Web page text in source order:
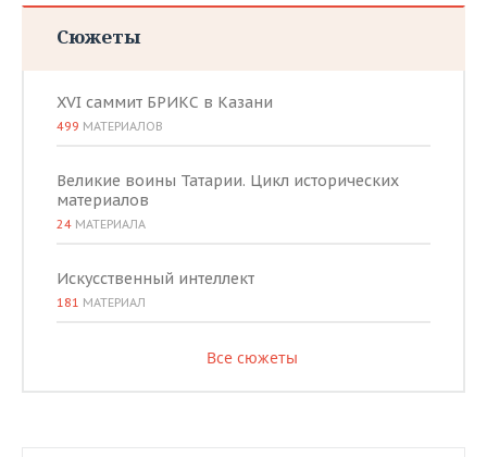
Сюжеты
XVI саммит БРИКС в Казани
499 МАТЕРИАЛОВ
Великие воины Татарии. Цикл исторических
материалов
24 МАТЕРИАЛА
Искусственный интеллект
181 МАТЕРИАЛ
Все сюжеты